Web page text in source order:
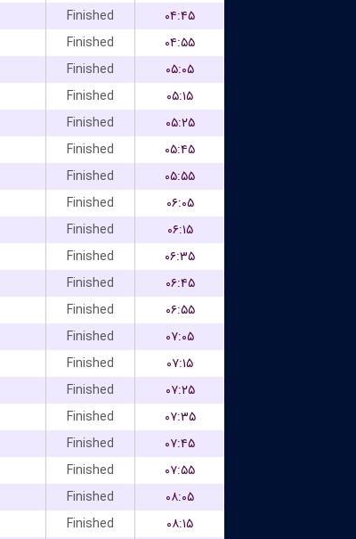
Finished
۰۴:۴۵
Finished
۰۴:۵۵
Finished
۰۵:۰۵
Finished
۰۵:۱۵
Finished
۰۵:۲۵
Finished
۰۵:۴۵
Finished
۰۵:۵۵
Finished
۰۶:۰۵
Finished
۰۶:۱۵
Finished
۰۶:۳۵
Finished
۰۶:۴۵
Finished
۰۶:۵۵
Finished
۰۷:۰۵
Finished
۰۷:۱۵
Finished
۰۷:۲۵
Finished
۰۷:۳۵
Finished
۰۷:۴۵
Finished
۰۷:۵۵
Finished
۰۸:۰۵
Finished
۰۸:۱۵